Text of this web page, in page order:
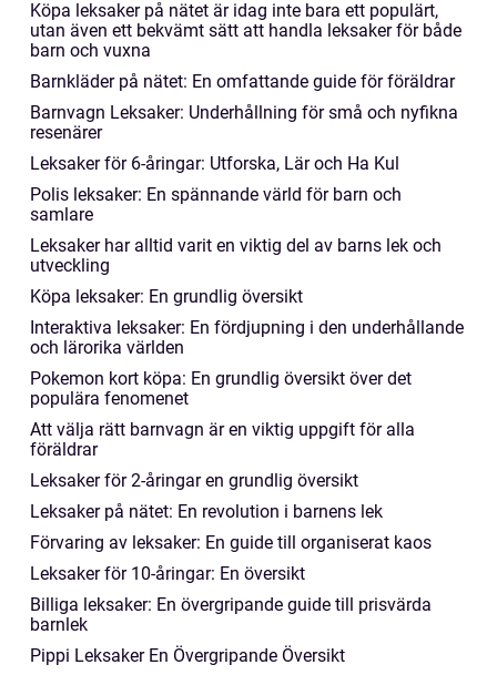
Köpa leksaker på nätet är idag inte bara ett populärt,
utan även ett bekvämt sätt att handla leksaker för både
barn och vuxna
Barnkläder på nätet: En omfattande guide för föräldrar
Barnvagn Leksaker: Underhållning för små och nyfikna
resenärer
Leksaker för 6-åringar: Utforska, Lär och Ha Kul
Polis leksaker: En spännande värld för barn och
samlare
Leksaker har alltid varit en viktig del av barns lek och
utveckling
Köpa leksaker: En grundlig översikt
Interaktiva leksaker: En fördjupning i den underhållande
och lärorika världen
Pokemon kort köpa: En grundlig översikt över det
populära fenomenet
Att välja rätt barnvagn är en viktig uppgift för alla
föräldrar
Leksaker för 2-åringar en grundlig översikt
Leksaker på nätet: En revolution i barnens lek
Förvaring av leksaker: En guide till organiserat kaos
Leksaker för 10-åringar: En översikt
Billiga leksaker: En övergripande guide till prisvärda
barnlek
Pippi Leksaker En Övergripande Översikt